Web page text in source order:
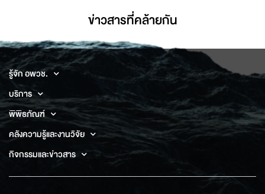
ข่าวสารที่่คล้ายกัน
รู้จัก อพวช.
บริการ
พิพิธภัณฑ์
คลังความรู้และงานวิจัย
กิจกรรมและข่าวสาร